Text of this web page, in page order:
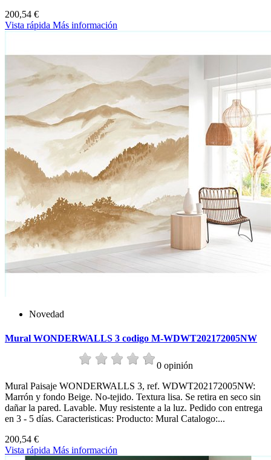
200,54 €
Vista rápida Más información
Novedad
Mural WONDERWALLS 3 codigo M-WDWT202172005NW
0 opinión
Mural Paisaje WONDERWALLS 3, ref. WDWT202172005NW:
Marrón y fondo Beige. No-tejido. Textura lisa. Se retira en seco sin
dañar la pared. Lavable. Muy resistente a la luz. Pedido con entrega
en 3 - 5 días. Caracteristicas: Producto: Mural Catalogo:...
200,54 €
Vista rápida Más información